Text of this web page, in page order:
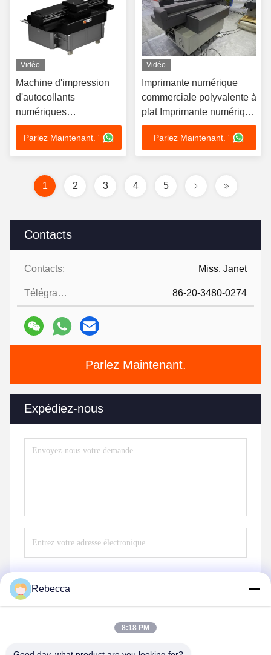
Contacts
Contacts: Miss. Janet
Télégramme: 86-20-3480-0274
Parlez Maintenant.
Expédiez-nous
Vidéo
Machine d'impression
d'autocollants
numériques
commerciaux de 2500
WParlez Maintenant. '
Vidéo
Imprimante numérique
commerciale polyvalente à
plat Imprimante numérique
d'étiquettes UV
Parlez Maintenant. '
1 2 3 4 5
Rebecca
8:18 PM